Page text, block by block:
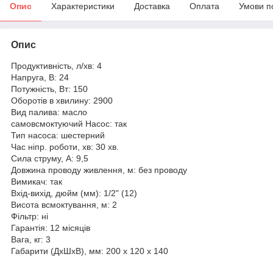
Опис Характеристики Доставка Оплата Умови
Опис
Продуктивність, л/хв: 4
Напруга, В: 24
Потужність, Вт: 150
Оборотів в хвилину: 2900
Вид палива: масло
самовсмоктуючий Насос: так
Тип насоса: шестерний
Час ніпр. роботи, хв: 30 хв.
Сила струму, А: 9,5
Довжина проводу живлення, м: без проводу
Вимикач: так
Вхід-вихід, дюйм (мм): 1/2" (12)
Висота всмоктування, м: 2
Фільтр: ні
Гарантія: 12 місяців
Вага, кг: 3
Габарити (ДхШхВ), мм: 200 х 120 х 140